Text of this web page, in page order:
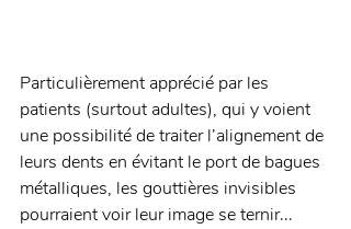
Particulièrement apprécié par les
patients (surtout adultes), qui y voient
une possibilité de traiter l’alignement de
leurs dents en évitant le port de bagues
métalliques, les gouttières invisibles
pourraient voir leur image se ternir...